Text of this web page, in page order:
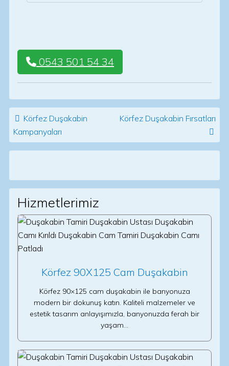
0543 501 54 34
Post navigation
Körfez Duşakabin
Kampanyaları
Körfez Duşakabin Fırsatları
Hizmetlerimiz
Körfez 90X125 Cam Duşakabin
Körfez 90×125 cam duşakabin ile banyonuza
modern bir dokunuş katın. Kaliteli malzemeler ve
estetik tasarım anlayışımızla, banyonuzda ferah bir
yaşam…